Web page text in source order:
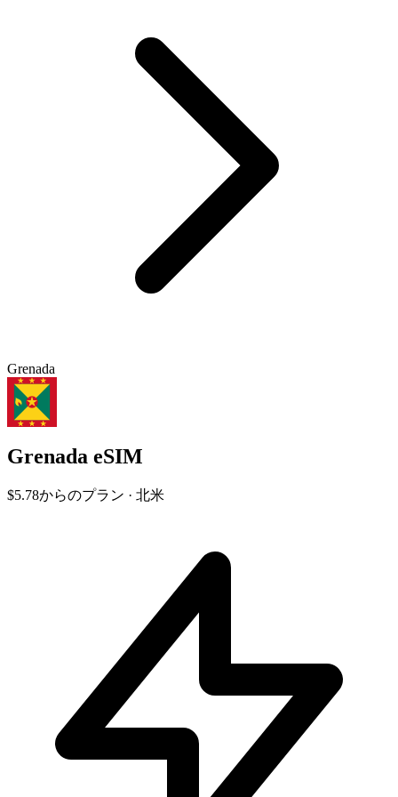
Grenada
Grenada eSIM
$5.78からのプラン · 北米